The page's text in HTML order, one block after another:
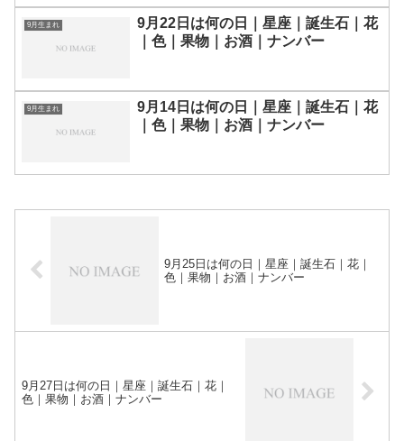
9月生まれ
9月22日は何の日｜星座｜誕生石｜花
｜色｜果物｜お酒｜ナンバー
9月生まれ
9月14日は何の日｜星座｜誕生石｜花
｜色｜果物｜お酒｜ナンバー
9月25日は何の日｜星座｜誕生石｜花｜
色｜果物｜お酒｜ナンバー
9月27日は何の日｜星座｜誕生石｜花｜
色｜果物｜お酒｜ナンバー